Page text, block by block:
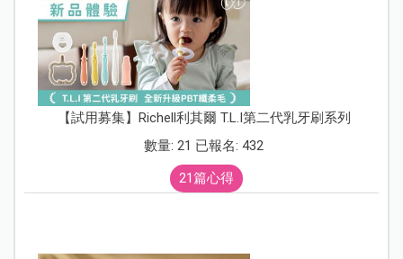
【試用募集】Richell利其爾 T.L.I第二代乳牙刷系列
數量: 21 已報名: 432
21篇心得